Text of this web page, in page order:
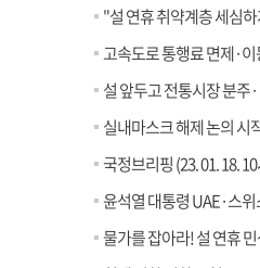
"설 연휴 취약계층 세심
고속도로 통행료 면제·
설 앞두고 전통시장 분주
실내마스크 해제 논의 시
국정브리핑 (23. 01. 18.
윤석열 대통령 UAE·스
물가를 잡아라! 설 연휴